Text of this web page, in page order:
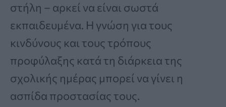
στήλη – αρκεί να είναι σωστά
εκπαιδευμένα. Η γνώση για τους
κινδύνους και τους τρόπους
προφύλαξης κατά τη διάρκεια της
σχολικής ημέρας μπορεί να γίνει η
ασπίδα προστασίας τους.